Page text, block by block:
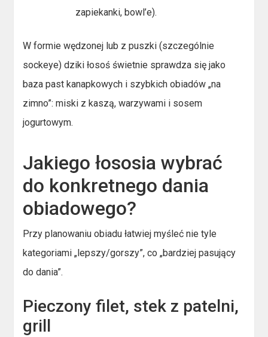
zapiekanki, bowl’e).
W formie wędzonej lub z puszki (szczególnie
sockeye) dziki łosoś świetnie sprawdza się jako
baza past kanapkowych i szybkich obiadów „na
zimno”: miski z kaszą, warzywami i sosem
jogurtowym.
Jakiego łososia wybrać
do konkretnego dania
obiadowego?
Przy planowaniu obiadu łatwiej myśleć nie tyle
kategoriami „lepszy/gorszy”, co „bardziej pasujący
do dania”.
Pieczony filet, stek z patelni,
grill